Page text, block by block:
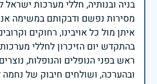
בניה ובנותיה, חללי מערכות ישראל
מסירות נפשם ודבקותם במשימה
בהתקדש יום הזיכרון לחללי
ראש בפני הנופלים והנופלות,
ובהערכה, ושולחים חיבוק של